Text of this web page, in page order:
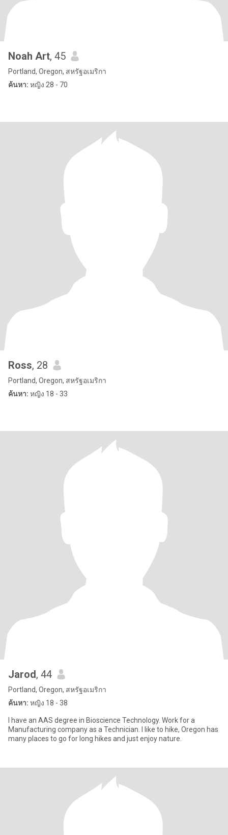
Noah Art, 45
Portland, Oregon, สหรัฐอเมริกา
ค้นหา: หญิง 28 - 70
Ross, 28
Portland, Oregon, สหรัฐอเมริกา
ค้นหา: หญิง 18 - 33
Jarod, 44
Portland, Oregon, สหรัฐอเมริกา
ค้นหา: หญิง 18 - 38
I have an AAS degree in Bioscience Technology. Work for a
Manufacturing company as a Technician. I like to hike, Oregon has
many places to go for long hikes and just enjoy nature.